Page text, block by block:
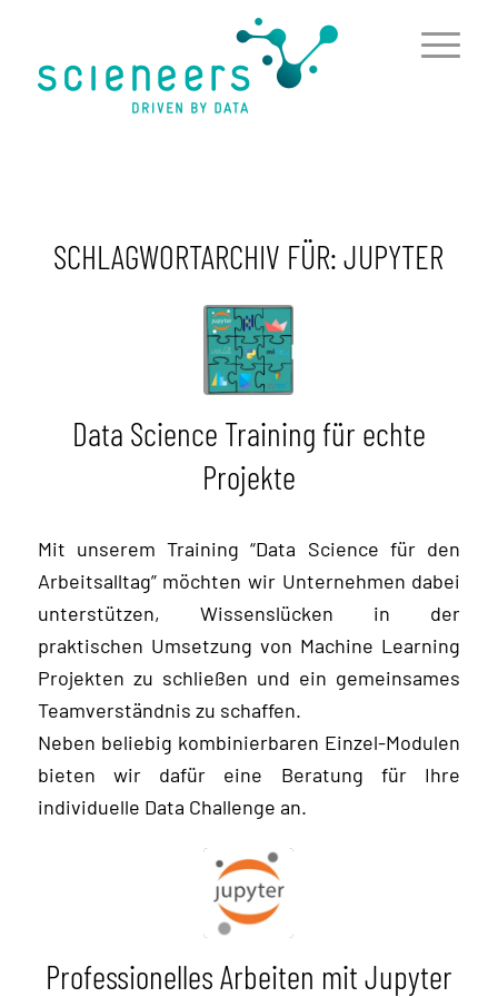
SCHLAGWORTARCHIV FÜR:JUPYTER
Data Science Training für echte
Projekte
Mit unserem Training “Data Science für den
Arbeitsalltag” möchten wir Unternehmen dabei
unterstützen, Wissenslücken in der
praktischen Umsetzung von Machine Learning
Projekten zu schließen und ein gemeinsames
Teamverständnis zu schaffen.
Neben beliebig kombinierbaren Einzel-Modulen
bieten wir dafür eine Beratung für Ihre
individuelle Data Challenge an.
Professionelles Arbeiten mit Jupyter